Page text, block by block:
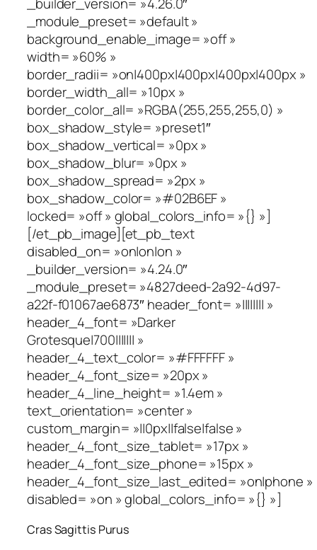
_module_preset= »default »
background_enable_image= »off »
width= »60% »
border_radii= »on|400px|400px|400px|400px »
border_width_all= »10px »
border_color_all= »RGBA(255,255,255,0) »
box_shadow_style= »preset1″
box_shadow_vertical= »0px »
box_shadow_blur= »0px »
box_shadow_spread= »2px »
box_shadow_color= »#02B6EF »
locked= »off » global_colors_info= »{} »]
[/et_pb_image][et_pb_text
disabled_on= »on|on|on »
_builder_version= »4.24.0″
_module_preset= »4827deed-2a92-4d97-
a22f-f01067ae6873″ header_font= »|||||||| »
header_4_font= »Darker
Grotesque|700||||||| »
header_4_text_color= »#FFFFFF »
header_4_font_size= »20px »
header_4_line_height= »1.4em »
text_orientation= »center »
custom_margin= »||0px||false|false »
header_4_font_size_tablet= »17px »
header_4_font_size_phone= »15px »
header_4_font_size_last_edited= »on|phone »
disabled= »on » global_colors_info= »{} »]
Cras Sagittis Purus